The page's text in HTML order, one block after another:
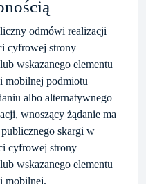
odmówi realizacji
cyfrowej strony
wskazanego elementu
mobilnej podmiotu
albo alternatywnego
wnoszący żądanie ma
skargi w
cyfrowej strony
wskazanego elementu
mobilnej.